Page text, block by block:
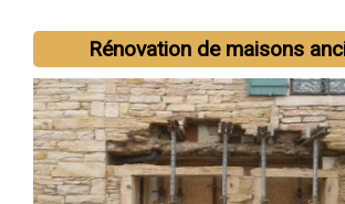
Rénovation de maisons